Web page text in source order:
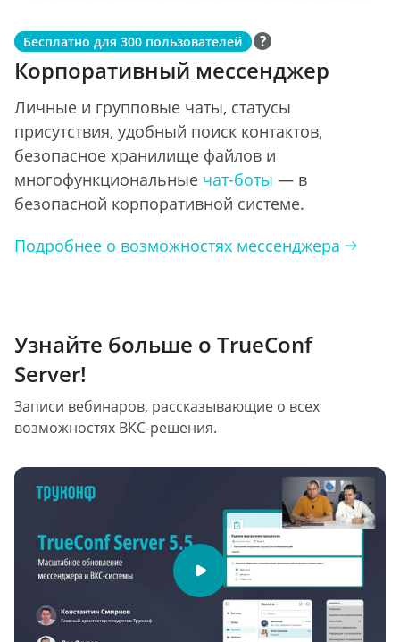
Бесплатно для 300 пользователей
Корпоративный мессенджер
Личные и групповые чаты, статусы
присутствия, удобный поиск контактов,
безопасное хранилище файлов и
многофункциональные чат-боты — в
безопасной корпоративной системе.
Подробнее о возможностях мессенджера
Узнайте больше о TrueConf
Server!
Записи вебинаров, рассказывающие о всех
возможностях ВКС-решения.